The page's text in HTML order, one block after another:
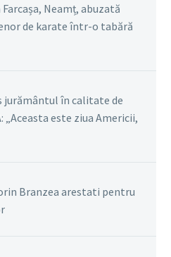
Neamț, abuzată
de karate într-o tabără
jurământul în calitate de
„Aceasta este ziua Americii,
Branzea arestati pentru